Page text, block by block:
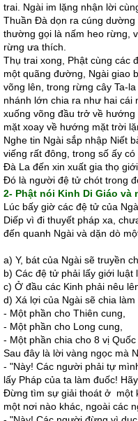
trai. Ngài im lặng nhận lời
Thuần Ðà dọn ra cúng dường
thường gọi là nấm heo rừng,
rừng ưa thích.
Thụ trai xong, Phật cùng các
một quãng đường, Ngài giao
võng lên, trong rừng cây Ta-
nhánh lớn chia ra như hai cái
xuống võng đầu trở về hướng
mặt xoay về hướng mặt trời
Nghe tin Ngài sắp nhập Niết
viếng rất đông, trong số ấy
Ðà La đến xin xuất gia thọ
Ðó là người đệ tử chót trong
2- Phật nói Kinh Di Giáo
Lúc bấy giờ các đệ tử của
Diếp vì đi thuyết pháp xa,
đến quanh Ngài và dặn dò
a) Y, bát của Ngài sẽ truyền
b) Các đệ tử phải lấy giới luật
c) Ở đầu các Kinh phải nêu
d) Xá lợi của Ngài sẽ chia làm
- Một phần cho Thiên cung,
- Một phần cho Long cung,
- Một phần chia cho 8 vị
Sau đây là lời vàng ngọc mà
- "Này! Các người phải tự
lấy Pháp của ta làm đuốc!
Ðừng tìm sự giải thoát ở một
một nơi nào khác, ngoài các